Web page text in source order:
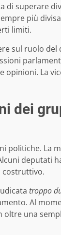
di superare
più
limiti.
sul ruolo del
La
dei
politiche. La
deputati
costruttivo.
troppo
Al
una